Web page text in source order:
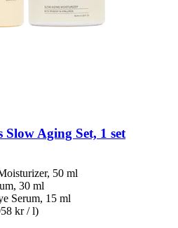
Slow Aging Set, 1 set
50 ml
30 ml
Serum, 15 ml
kr / l)